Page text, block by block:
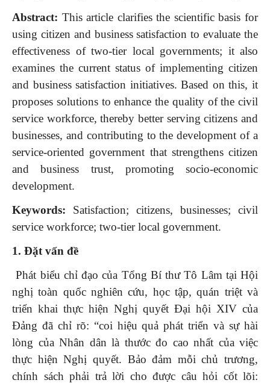
Abstract: This article clarifies the scientific basis for
using citizen and business satisfaction to evaluate the
effectiveness of two-tier local governments; it also
examines the current status of implementing citizen
and business satisfaction initiatives. Based on this, it
proposes solutions to enhance the quality of the civil
service workforce, thereby better serving citizens and
businesses, and contributing to the development of a
service-oriented government that strengthens citizen
and business trust, promoting socio-economic
development.
Keywords: Satisfaction; citizens, businesses; civil
service workforce; two-tier local government.
1. Đặt vấn đề
Phát biểu chỉ đạo của Tổng Bí thư Tô Lâm tại Hội
nghị toàn quốc nghiên cứu, học tập, quán triệt và
triển khai thực hiện Nghị quyết Đại hội XIV của
Đảng đã chỉ rõ: “coi hiệu quả phát triển và sự hài
lòng của Nhân dân là thước đo cao nhất của việc
thực hiện Nghị quyết. Bảo đảm mỗi chủ trương,
chính sách phải trả lời cho được câu hỏi cốt lõi: